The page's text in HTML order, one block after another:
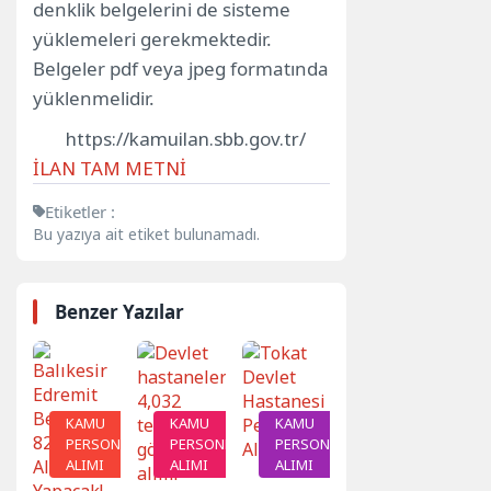
denklik belgelerini de sisteme
yüklemeleri gerekmektedir.
Belgeler pdf veya jpeg formatında
yüklenmelidir.
https://kamuilan.sbb.gov.tr/
İLAN TAM METNİ
Etiketler :
Bu yazıya ait etiket bulunamadı.
Benzer Yazılar
KAMU
PERSONEL
ALIMI
KAMU
PERSONEL
ALIMI
KAMU
PERSONEL
ALIMI